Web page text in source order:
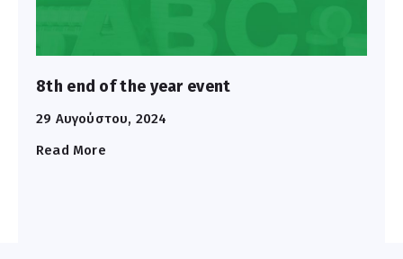
8th end of the year event
29 Αυγούστου, 2024
Read More